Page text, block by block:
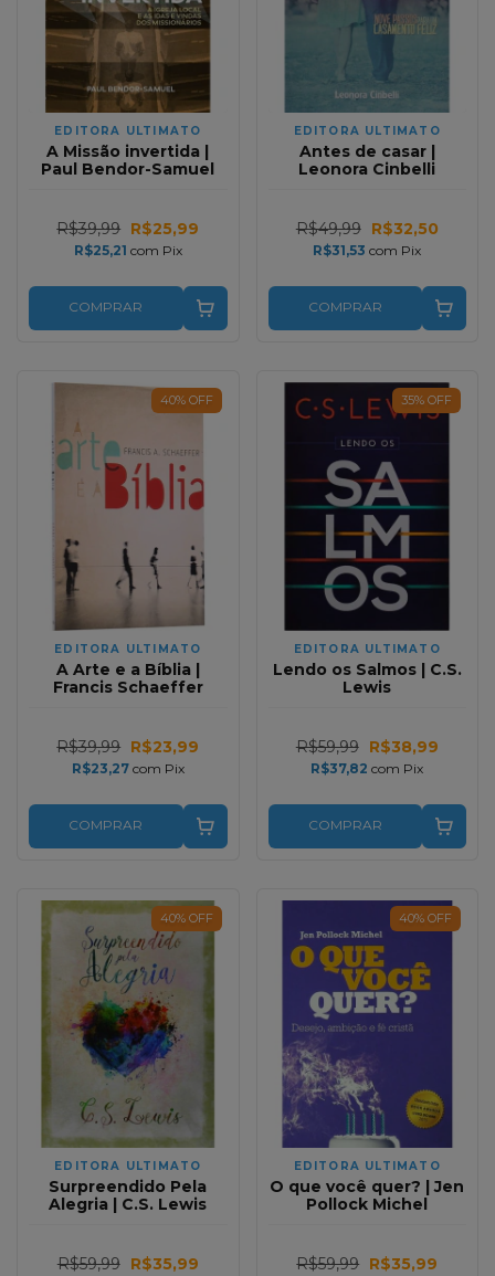
EDITORA ULTIMATO
A Missão invertida |
Paul Bendor-Samuel
R$39,99 R$25,99
R$25,21 com Pix
COMPRAR
EDITORA ULTIMATO
Antes de casar |
Leonora Cinbelli
R$49,99 R$32,50
R$31,53com Pix
COMPRAR
40% OFF
EDITORA ULTIMATO
A Arte e a Bíblia |
Francis Schaeffer
R$39,99 R$23,99
R$23,27 com Pix
COMPRAR
35% OFF
EDITORA ULTIMATO
Lendo os Salmos | C.S.
Lewis
R$59,99 R$38,99
R$37,82com Pix
COMPRAR
40% OFF
EDITORA ULTIMATO
Surpreendido Pela
Alegria | C.S. Lewis
R$59,99 R$35,99
40% OFF
EDITORA ULTIMATO
O que você quer? | Jen
Pollock Michel
R$59,99 R$35,99